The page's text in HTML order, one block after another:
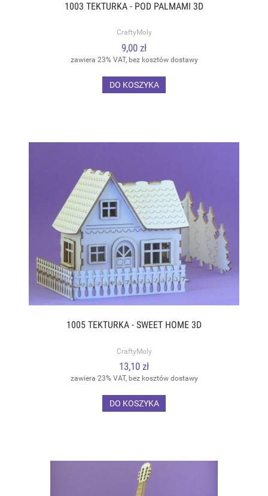
1003 TEKTURKA - POD PALMAMI 3D
CraftyMoly
9,00 zł
zawiera 23% VAT, bez kosztów dostawy
DO KOSZYKA
1005 TEKTURKA - SWEET HOME 3D
CraftyMoly
13,10 zł
zawiera 23% VAT, bez kosztów dostawy
DO KOSZYKA